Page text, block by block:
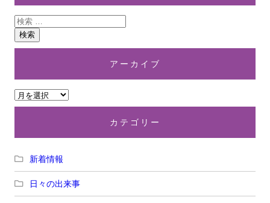
アーカイブ
カテゴリー
新着情報
日々の出来事